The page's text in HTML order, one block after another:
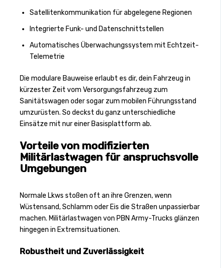
Satellitenkommunikation für abgelegene Regionen
Integrierte Funk- und Datenschnittstellen
Automatisches Überwachungssystem mit Echtzeit-
Telemetrie
Die modulare Bauweise erlaubt es dir, dein Fahrzeug in
kürzester Zeit vom Versorgungsfahrzeug zum
Sanitätswagen oder sogar zum mobilen Führungsstand
umzurüsten. So deckst du ganz unterschiedliche
Einsätze mit nur einer Basisplattform ab.
Vorteile von modifizierten
Militärlastwagen für anspruchsvolle
Umgebungen
Normale Lkws stoßen oft an ihre Grenzen, wenn
Wüstensand, Schlamm oder Eis die Straßen unpassierbar
machen. Militärlastwagen von PBN Army-Trucks glänzen
hingegen in Extremsituationen.
Robustheit und Zuverlässigkeit